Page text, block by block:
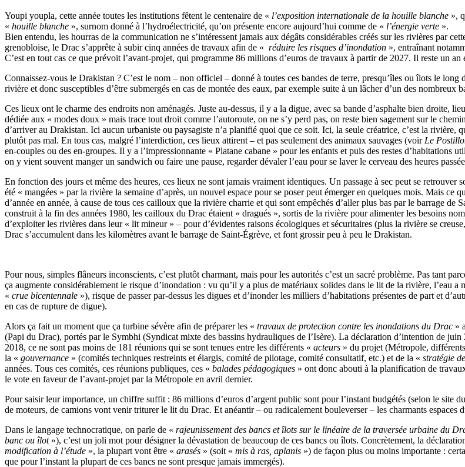
Youpi youpla, cette année toutes les institutions fêtent le centenaire de « l’exposition internationale de la houille blanche »,
« houille blanche », surnom donné à l’hydroélectricité, qu’on présente encore aujourd’hui comme de « l’énergie verte ».
Bien entendu, les hourras de la communication ne s’intéressent jamais aux dégâts considérables créés sur les rivières par
grenobloise, le Drac s’apprête à subir cinq années de travaux afin de « réduire les risques d’inondation », entraînant
C’est en tout cas ce que prévoit l’avant-projet, qui programme 86 millions d’euros de travaux à partir de 2027. Il reste un an
Connaissez-vous le Drakistan ? C’est le nom – non officiel – donné à toutes ces bandes de terre, presqu’îles ou îlots le
rivière et donc susceptibles d’être submergés en cas de montée des eaux, par exemple suite à un lâcher d’un des nombreux
Ces lieux ont le charme des endroits non aménagés. Juste au-dessus, il y a la digue, avec sa bande d’asphalte bien droite,
dédiée aux « modes doux » mais trace tout droit comme l’autoroute, on ne s’y perd pas, on reste bien sagement sur le
d’arriver au Drakistan. Ici aucun urbaniste ou paysagiste n’a planifié quoi que ce soit. Ici, la seule créatrice, c’est la rivière,
plutôt pas mal. En tous cas, malgré l’interdiction, ces lieux attirent – et pas seulement des animaux sauvages (voir Le
en-couples ou des en‑groupes. Il y a l’impressionnante « Platane cabane » pour les enfants et puis des restes d’habitations
on y vient souvent manger un sandwich ou faire une pause, regarder dévaler l’eau pour se laver le cerveau des heures
En fonction des jours et même des heures, ces lieux ne sont jamais vraiment identiques. Un passage à sec peut se
été « mangées » par la rivière la semaine d’après, un nouvel espace pour se poser peut émerger en quelques mois. Mais ce
d’année en année, à cause de tous ces cailloux que la rivière charrie et qui sont empêchés d’aller plus bas par le barrage de
construit à la fin des années 1980, les cailloux du Drac étaient « dragués », sortis de la rivière pour alimenter les besoins
d’exploiter les rivières dans leur « lit mineur » – pour d’évidentes raisons écologiques et sécuritaires (plus la rivière se
Drac s’accumulent dans les kilomètres avant le barrage de Saint-Égrève, et font grossir peu à peu le Drakistan.
Pour nous, simples flâneurs inconscients, c’est plutôt charmant, mais pour les autorités c’est un sacré problème. Pas tant
ça augmente considérablement le risque d’inondation : vu qu’il y a plus de matériaux solides dans le lit de la rivière, l’eau
« crue bicentennale »), risque de passer par‑dessus les digues et d’inonder les milliers d’habitations présentes de part et
en cas de rupture de digue).
Alors ça fait un moment que ça turbine sévère afin de préparer les « travaux de protection contre les inondations du Drac »
(Papi du Drac), portés par le Symbhi (Syndicat mixte des bassins hydrauliques de l’Isère). La déclaration d’intention de
2018, ce ne sont pas moins de 181 réunions qui se sont tenues entre les différents « acteurs » du projet (Métropole,
la « gouvernance » (comités techniques restreints et élargis, comité de pilotage, comité consultatif, etc.) et de la « stratégie
années. Tous ces comités, ces réunions publiques, ces « balades pédagogiques » ont donc abouti à la planification de
le vote en faveur de l’avant-projet par la Métropole en avril dernier.
Pour saisir leur importance, un chiffre suffit : 86 millions d’euros d’argent public sont pour l’instant budgétés (selon le site
de moteurs, de camions vont venir triturer le lit du Drac. Et anéantir – ou radicalement bouleverser – les charmants espaces
Dans le langage technocratique, on parle de « rajeunissement des bancs et îlots sur le linéaire de la traversée urbaine du
banc ou îlot»), c’est un joli mot pour désigner la dévastation de beaucoup de ces bancs ou îlots. Concrètement, la
modification à l’étude », la plupart vont être « arasés » (soit « mis à ras, aplanis ») de façon plus ou moins importante :
que pour l’instant la plupart de ces bancs ne sont presque jamais immergés).